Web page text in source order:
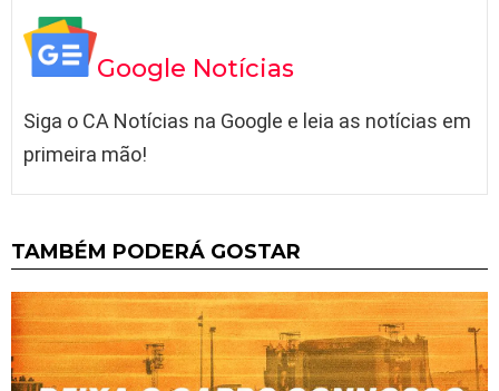
Google Notícias
Siga o CA Notícias na Google e leia as notícias em
primeira mão!
TAMBÉM PODERÁ GOSTAR